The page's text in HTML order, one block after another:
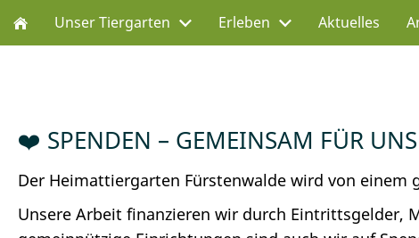
Unser Tiergarten Erleben Aktuelles
❤️ SPENDEN – GEMEINSAM FÜR
Der Heimattiergarten Fürstenwalde wird von einem
Unsere Arbeit finanzieren wir durch Eintrittsgelder,